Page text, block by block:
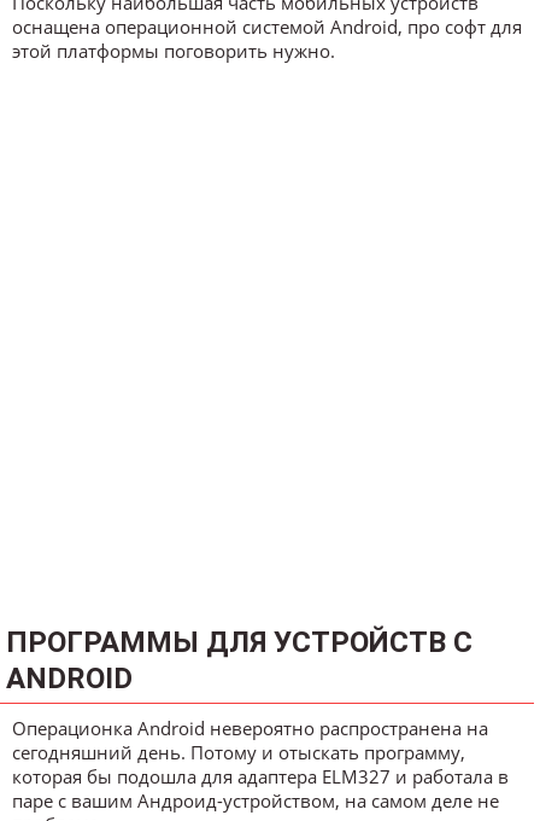
оснащена операционной системой Android, про софт для
этой платформы поговорить нужно.
ПРОГРАММЫ ДЛЯ УСТРОЙСТВ С
ANDROID
Операционка Android невероятно распространена на
сегодняшний день. Потому и отыскать программу,
которая бы подошла для адаптера ELM327 и работала в
паре с вашим Андроид-устройством, на самом деле не